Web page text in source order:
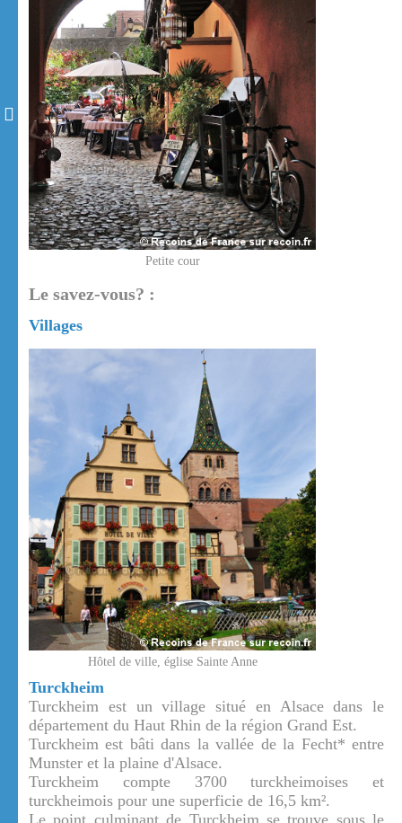
Petite cour
Le savez-vous? :
Villages
Hôtel de ville, église Sainte Anne
Turckheim
Turckheim est un village situé en Alsace dans le
département du Haut Rhin de la région Grand Est.
Turckheim est bâti dans la vallée de la Fecht* entre
Munster et la plaine d'Alsace.
Turckheim compte 3700 turckheimoises et
turckheimois pour une superficie de 16,5 km².